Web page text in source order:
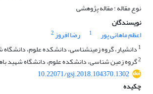
نوع مقاله : مقاله پژوهشی
نویسندگان
اعظم ماهانی پور
1 رضا افروز2
1 دانشیار، گروه زمین‎شناسی، دانشکده علوم، دانشگاه شهید باهنر کرمان، کرمان، ایران
2گروه زمین شناسی، دانشکده علوم، دانشگاه شهید
10.22071/gsj.2018.104370.1302
چکیده